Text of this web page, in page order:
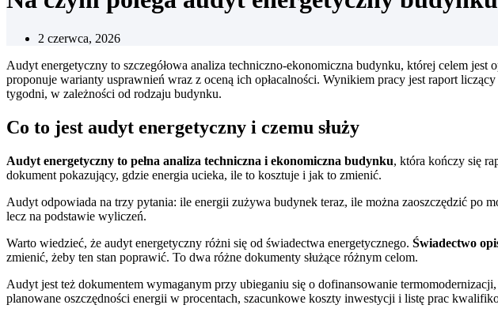
2 czerwca, 2026
Audyt energetyczny to szczegółowa analiza techniczno-ekonomiczna budynku, której celem
proponuje warianty usprawnień wraz z oceną ich opłacalności. Wynikiem pracy jest raport
tygodni, w zależności od rodzaju budynku.
Co to jest audyt energetyczny i czemu służy
Audyt energetyczny to pełna analiza techniczna i ekonomiczna budynku, która kończy się
dokument pokazujący, gdzie energia ucieka, ile to kosztuje i jak to zmienić.
Audyt odpowiada na trzy pytania: ile energii zużywa budynek teraz, ile można zaoszczędzić po
lecz na podstawie wyliczeń.
Warto wiedzieć, że audyt energetyczny różni się od świadectwa energetycznego. Świadectwo
zmienić, żeby ten stan poprawić. To dwa różne dokumenty służące różnym celom.
Audyt jest też dokumentem wymaganym przy ubieganiu się o dofinansowanie
planowane oszczędności energii w procentach, szacunkowe koszty inwestycji i listę prac